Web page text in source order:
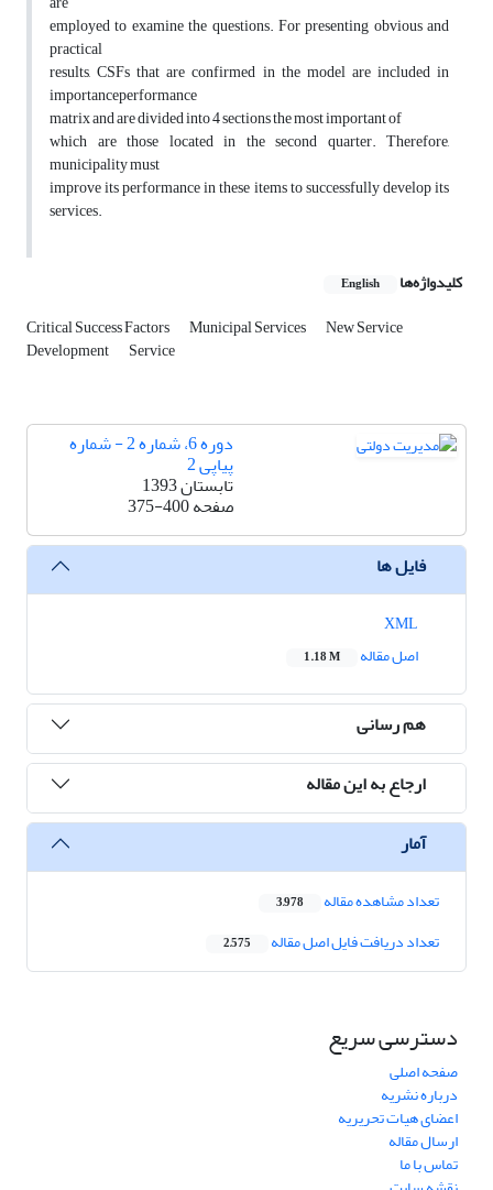
employed to examine the questions. For presenting obvious and
practical
results, CSFs that are confirmed in the model are included in
importanceperformance
matrix and are divided into 4 sections the most important of
which are those located in the second quarter. Therefore,
municipality must
improve its performance in these items to successfully develop its
services.
کلیدواژه‌ها English
Critical Success Factors Municipal Services New Service
Development Service
دوره 6، شماره 2 - شماره
پیاپی 2
تابستان 1393
صفحه375-400
فایل ها
اصل مقاله
1.18 M
هم رسانی
ارجاع به این مقاله
آمار
تعداد مشاهده مقاله 3,978
تعداد دریافت فایل اصل مقاله 2,575
دسترسی سریع
صفحه اصلی
درباره نشریه
اعضای هیات تحریریه
ارسال مقاله
تماس با ما